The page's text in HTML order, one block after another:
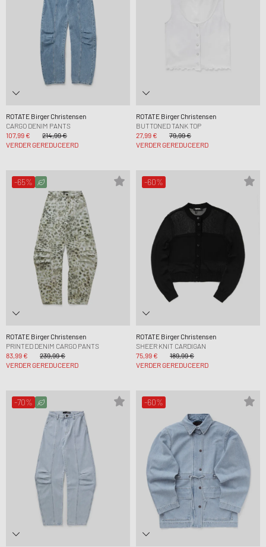
ROTATE Birger Christensen
CARGO DENIM PANTS
107,99 €
214,99 €
VERDER GEREDUCEERD
ROTATE Birger Christensen
BUTTONED TANK TOP
27,99 €
79,99 €
VERDER GEREDUCEERD
-65%
ROTATE Birger Christensen
PRINTED DENIM CARGO PANTS
83,99 €
239,99 €
VERDER GEREDUCEERD
-60%
ROTATE Birger Christensen
SHEER KNIT CARDIGAN
75,99 €
189,99 €
VERDER GEREDUCEERD
-70% -60%